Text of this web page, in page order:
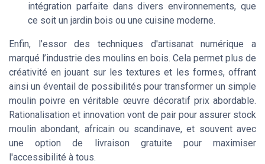
intégration parfaite dans divers environnements, que
ce soit un jardin bois ou une cuisine moderne.
Enfin, l’essor des techniques d'artisanat numérique a
marqué l’industrie des moulins en bois. Cela permet plus de
créativité en jouant sur les textures et les formes, offrant
ainsi un éventail de possibilités pour transformer un simple
moulin poivre en véritable œuvre décoratif prix abordable.
Rationalisation et innovation vont de pair pour assurer stock
moulin abondant, africain ou scandinave, et souvent avec
une option de livraison gratuite pour maximiser
l'accessibilité à tous.